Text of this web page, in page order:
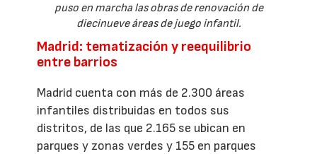
puso en marcha las obras de renovación de
diecinueve áreas de juego infantil.
Madrid: tematización y reequilibrio
entre barrios
Madrid cuenta con más de 2.300 áreas
infantiles distribuidas en todos sus
distritos, de las que 2.165 se ubican en
parques y zonas verdes y 155 en parques